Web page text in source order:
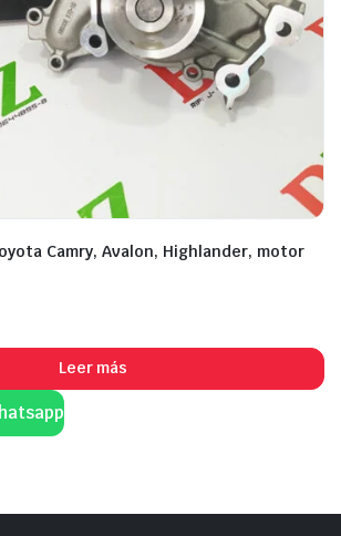
Camry, Avalon, Highlander, motor
Leer más